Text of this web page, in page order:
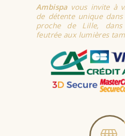
Ambispa vous invite à
de détente unique
proche de Lille, dans
feutrée aux lumières